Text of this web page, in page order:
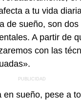
a tu vida
de sueño, son dos
A partir de
con las
en sueño, pese a